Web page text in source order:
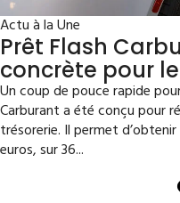
Actu à la Une
Prêt Flash
concrète pour
Un coup de pouce rapide
Carburant a été conçu pour
trésorerie. Il permet
euros, sur 36...